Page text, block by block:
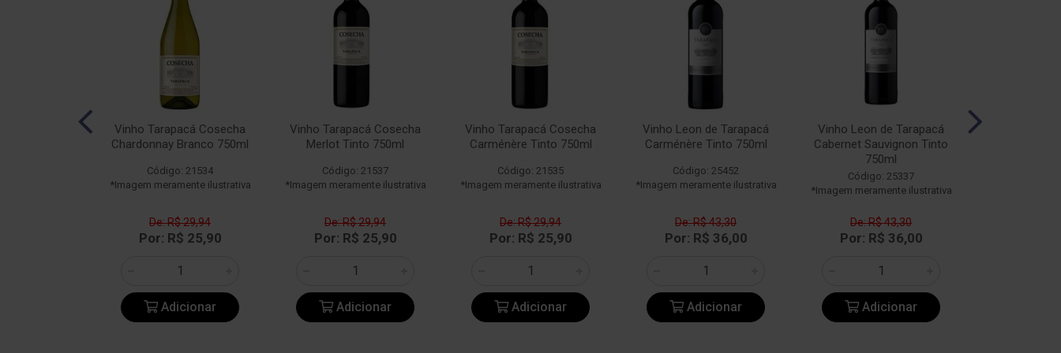
Vinho Tarapacá Cosecha
Chardonnay Branco 750ml
Código: 21534
*Imagem meramente ilustrativa
De: R$ 29,94
Por: R$ 25,90
Adicionar
Vinho Tarapacá Cosecha
Merlot Tinto 750ml
Código: 21537
*Imagem meramente ilustrativa
De: R$ 29,94
Por: R$ 25,90
Adicionar
Vinho Tarapacá Cosecha
Carménère Tinto 750ml
Código: 21535
*Imagem meramente ilustrativa
De: R$ 29,94
Por: R$ 25,90
Adicionar
Vinho Leon de Tarapacá
Carménère Tinto 750ml
Código: 25452
*Imagem meramente ilustrativa
De: R$ 43,30
Por: R$ 36,00
Adicionar
Vinho Leon de Tarapacá
Cabernet Sauvignon Tinto
750ml
Código: 25337
*Imagem meramente ilustrativa
De: R$ 43,30
Por: R$ 36,00
Adicionar